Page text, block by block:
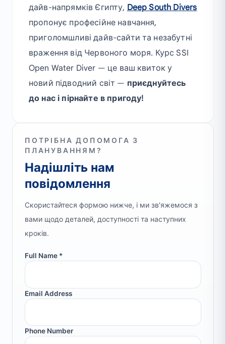
дайв-напрямків Єгипту, Deep South Divers
пропонує професійне навчання,
приголомшливі дайв-сайти та незабутні
враження від Червоного моря. Курс SSI
Open Water Diver — це ваш квиток у
новий підводний світ — приєднуйтесь
до нас і пірнайте в пригоду!
ПОТРІБНА ДОПОМОГА З
ПЛАНУВАННЯМ?
Надішліть нам
повідомлення
Скористайтеся формою нижче, і ми зв'яжемося з
вами щодо деталей, доступності та наступних
кроків.
Full Name *
Email Address
Phone Number